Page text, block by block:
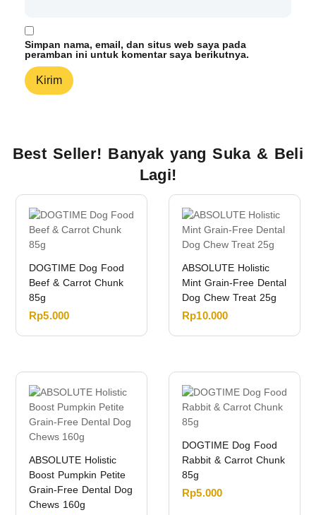
Simpan nama, email, dan situs web saya pada
peramban ini untuk komentar saya berikutnya.
Best Seller! Banyak yang Suka & Beli
Lagi!
DOGTIME Dog Food
Beef & Carrot Chunk
85g
Rp5.000
ABSOLUTE Holistic
Mint Grain-Free Dental
Dog Chew Treat 25g
Rp10.000
ABSOLUTE Holistic
Boost Pumpkin Petite
Grain-Free Dental Dog
Chews 160g
DOGTIME Dog Food
Rabbit & Carrot Chunk
85g
Rp5.000